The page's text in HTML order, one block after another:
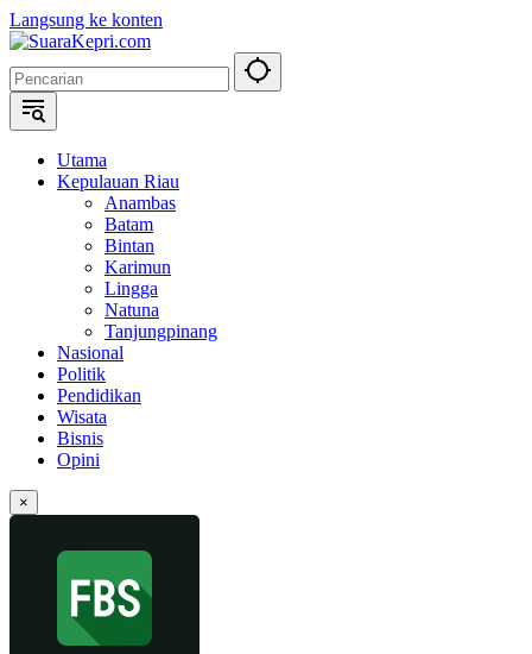
Langsung ke konten
Utama
Kepulauan Riau
Anambas
Batam
Bintan
Karimun
Lingga
Natuna
Tanjungpinang
Nasional
Politik
Pendidikan
Wisata
Bisnis
Opini
×